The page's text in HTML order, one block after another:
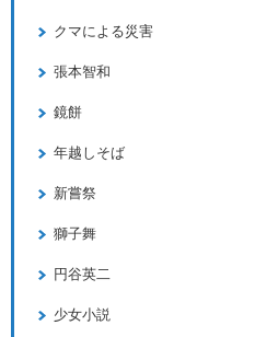
クマによる災害
張本智和
鏡餅
年越しそば
新嘗祭
獅子舞
円谷英二
少女小説